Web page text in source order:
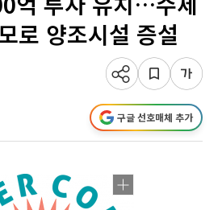
로 양조시설 증설
구글 선호매체 추가